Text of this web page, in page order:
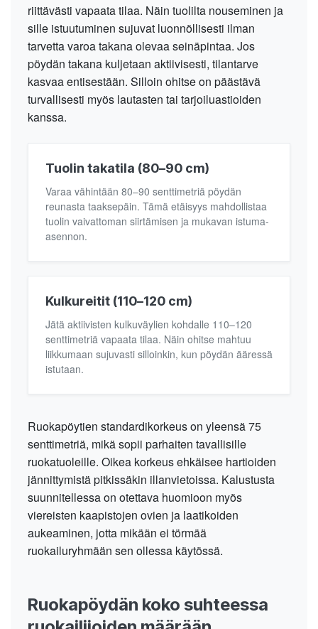
riittävästi vapaata tilaa. Näin tuolilta nouseminen ja
sille istuutuminen sujuvat luonnöllisesti ilman
tarvetta varoa takana olevaa seinäpintaa. Jos
pöydän takana kuljetaan aktiivisesti, tilantarve
kasvaa entisestään. Silloin ohitse on päästävä
turvallisesti myös lautasten tai tarjoiluastioiden
kanssa.
Tuolin takatila (80–90 cm)
Varaa vähintään 80–90 senttimetriä pöydän
reunasta taaksepäin. Tämä etäisyys mahdollistaa
tuolin vaivattoman siirtämisen ja mukavan istuma-
asennon.
Kulkureitit (110–120 cm)
Jätä aktiivisten kulkuväylien kohdalle 110–120
senttimetriä vapaata tilaa. Näin ohitse mahtuu
liikkumaan sujuvasti silloinkin, kun pöydän ääressä
istutaan.
Ruokapöytien standardikorkeus on yleensä 75
senttimetriä, mikä sopii parhaiten tavallisille
ruokatuoleille. Oikea korkeus ehkäisee hartioiden
jännittymistä pitkissäkin illanvietoissa. Kalustusta
suunnitellessa on otettava huomioon myös
viereisten kaapistojen ovien ja laatikoiden
aukeaminen, jotta mikään ei törmää
ruokailuryhmään sen ollessa käytössä.
Ruokapöydän koko suhteessa